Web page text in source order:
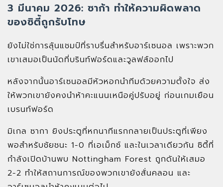
3 มีนาคม 2026: ซาก้า ทำให้ความผิดพลาด
ของซิตี้ถูกรับโทษ
ยังไม่ใช่การลุ้นแชมป์ที่ราบรื่นสำหรับอาร์เซนอล เพราะพวก
เขาเสมอเป็นนัดที่บรินท์ฟอร์ดและวูลฟส์ออกไป
หลังจากนั้นอาร์เซนอลมีหัวหอกนำทีมด้วยความตั้งใจ ส่ง
ให้พวกเขายังคงนำห้าคะแนนเหนือคู่ปรับอยู่ ก่อนเกมเยือน
เบรนท์ฟอร์ด
มิเกล ซากา ยิงประตูที่หกนาทีแรกกลายเป็นประตูที่เพียง
พอสำหรับชัยชนะ 1-0 ที่เอเม็กซ์ และในเวลาเดียวกัน ซิตี้ที่
กำลังเปิดบ้านพบ Nottingham Forest ถูกดันให้เสมอ
2-2 ทำให้สถานการณ์ของพวกเขายังสั่นคลอน และ